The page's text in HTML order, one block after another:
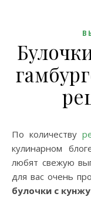
По количеству
кулинарном
любят свежую
для вас очень
булочки с